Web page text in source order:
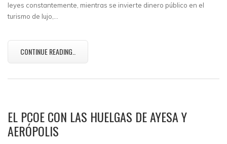
leyes constantemente, mientras se invierte dinero público en el
turismo de lujo,…
CONTINUE READING..
EL PCOE CON LAS HUELGAS DE AYESA Y
AERÓPOLIS